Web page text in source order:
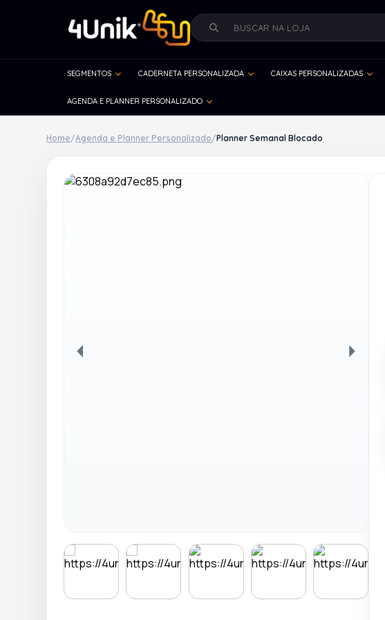
SEGMENTOS CADERNETA PERSONALIZADA CAIXAS PERSONALIZADAS
AGENDA E PLANNER PERSONALIZADO
Home/Agenda e Planner Personalizado/Planner Semanal Blocado